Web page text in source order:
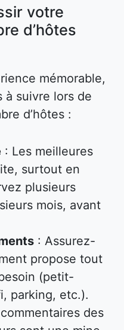
votre
d’hôtes
mémorable,
à suivre lors de
d’hôtes :
: Les meilleures
surtout en
plusieurs
mois, avant
: Assurez-
propose tout
(petit-
parking, etc.).
des